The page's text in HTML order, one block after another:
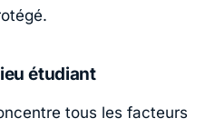
étudiant
tous les facteurs